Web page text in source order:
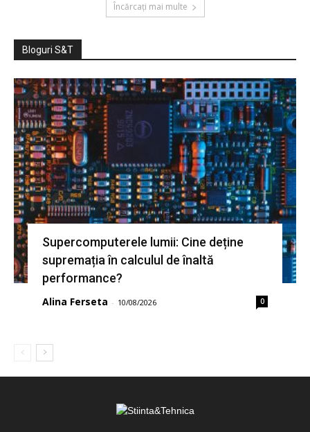
Încărcați mai multe
Bloguri S&T
Supercomputerele lumii: Cine deține
supremația în calculul de înaltă
performance?
Alina Ferseta - 10/08/2026 0